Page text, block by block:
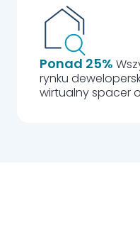
Ponad 25%
rynku
wirtualny spacer